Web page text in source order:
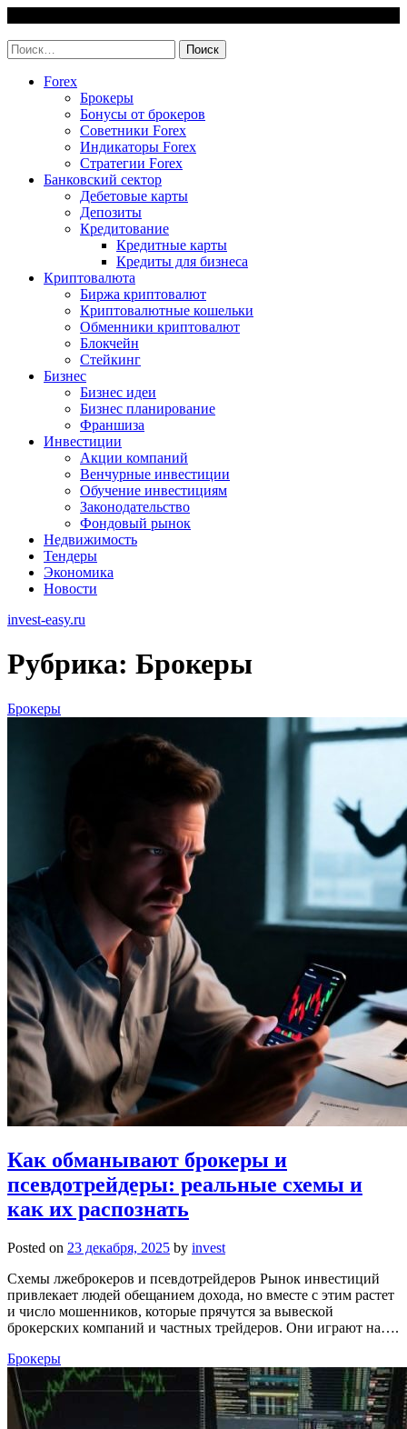
content
Найти:
Forex
Брокеры
Бонусы от брокеров
Советники Forex
Индикаторы Forex
Стратегии Forex
Банковский сектор
Дебетовые карты
Депозиты
Кредитование
Кредитные карты
Кредиты для бизнеса
Криптовалюта
Биржа криптовалют
Криптовалютные кошельки
Обменники криптовалют
Блокчейн
Стейкинг
Бизнес
Бизнес идеи
Бизнес планирование
Франшиза
Инвестиции
Акции компаний
Венчурные инвестиции
Обучение инвестициям
Законодательство
Фондовый рынок
Недвижимость
Тендеры
Экономика
Новости
invest-easy.ru
Рубрика: Брокеры
Брокеры
Как обманывают брокеры и
псевдотрейдеры: реальные схемы и
как их распознать
Posted on 23 декабря, 2025 by invest
Схемы лжеброкеров и псевдотрейдеров Рынок инвестиций
привлекает людей обещанием дохода, но вместе с этим растет
и число мошенников, которые прячутся за вывеской
брокерских компаний и частных трейдеров. Они играют на….
Брокеры